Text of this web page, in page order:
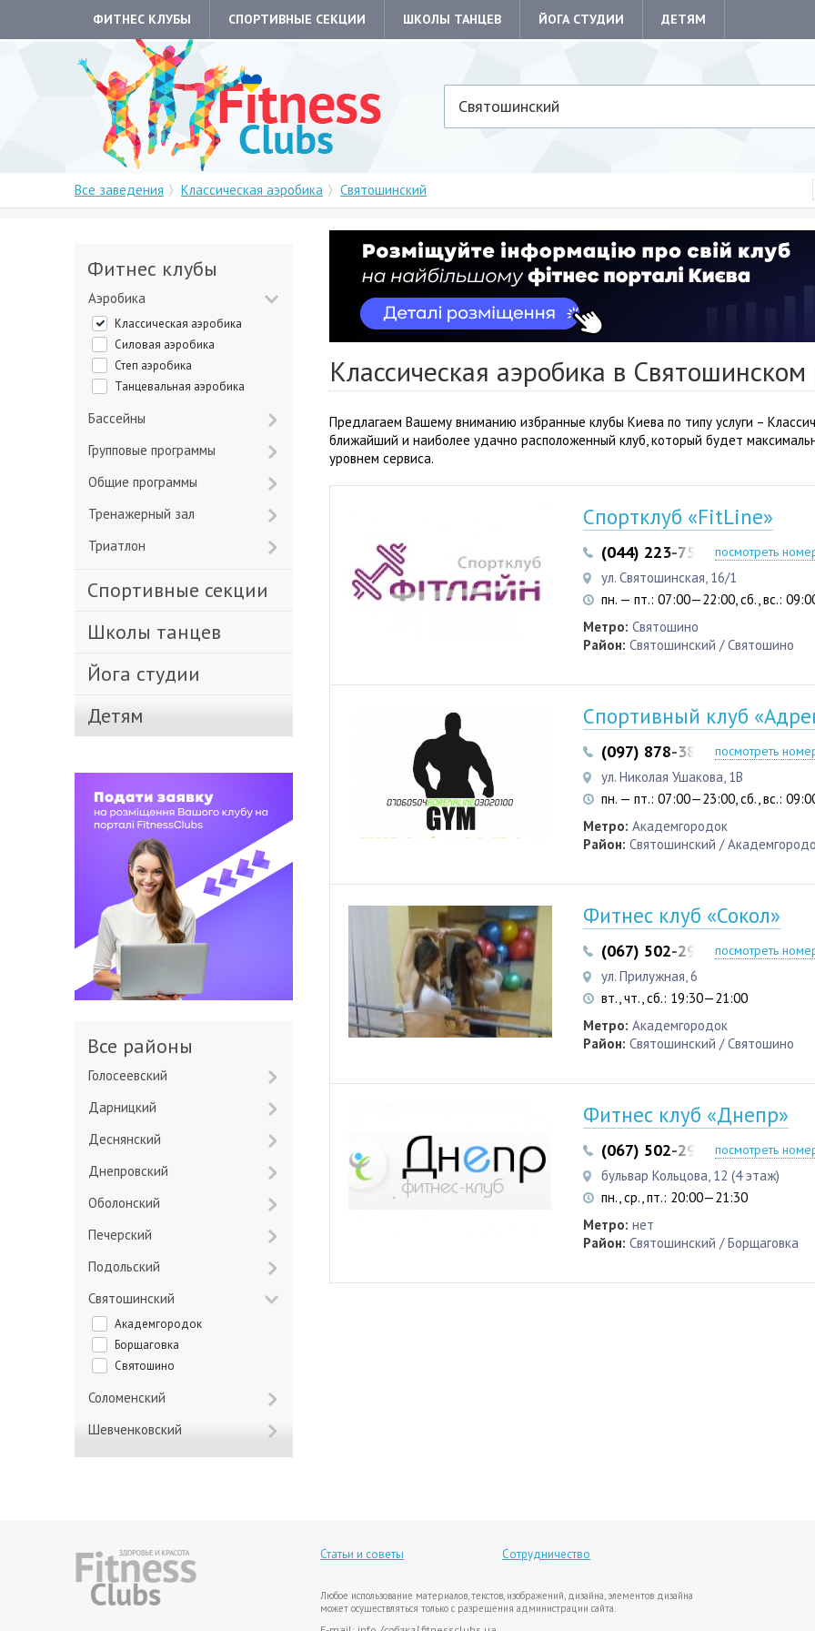
ФИТНЕС КЛУБЫ СПОРТИВНЫЕ СЕКЦИИ ШКОЛЫ ТАНЦЕВ ЙОГА СТУДИИ ДЕТЯМ
Святошинский
Все заведения Классическая аэробика Святошинский
Классическая аэробика в
Предлагаем Вашему вниманию избранные клубы Киева по типу услуги –
ближайший и наиболее удачно расположенный клуб, который будет
уровнем сервиса.
Спортклуб «FitLine»
(044) 223-75-01посмотреть
ул. Святошинская, 16/1
пн. — пт.: 07:00—22:00, сб., вс.:
Метро: Святошино
Район: Святошинский / Святошино
Спортивный клуб
(097) 878-38-00посмотреть
ул. Николая Ушакова, 1В
пн. — пт.: 07:00—23:00, сб., вс.:
Метро: Академгородок
Район: Святошинский /
Фитнес клуб «Сокол»
(067) 502-29-69 (067) 527-
посмотреть
ул. Прилужная, 6
вт., чт., сб.: 19:30—21:00
Метро: Академгородок
Район: Святошинский / Святошино
Фитнес клуб «Днепр»
(067) 502-29-69 (067) 527-
посмотреть
бульвар Кольцова, 12 (4 этаж)
пн., ср., пт.: 20:00—21:30
Метро: нет
Район: Святошинский / Борщаговка
Фитнес клубы
Аэробика
Классическая аэробика
Силовая аэробика
Степ аэробика
Танцевальная аэробика
Бассейны
Групповые программы
Общие программы
Тренажерный зал
Триатлон
Спортивные секции
Школы танцев
Йога студии
Детям
Все районы
Голосеевский
Дарницкий
Деснянский
Днепровский
Оболонский
Печерский
Подольский
Святошинский
Академгородок
Борщаговка
Святошино
Соломенский
Шевченковский
Статьи и советы Сотрудничество
Любое использование материалов, текстов, изображений, дизайна, элементов дизайна
может осуществляться только с разрешения администрации сайта.